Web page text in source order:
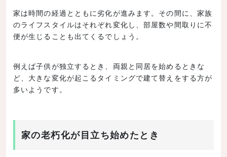
家は時間の経過とともに劣化が進みます。その間に、家族
のライフスタイルはそれぞれ変化し、部屋数や間取りに不
便が生じることも出てくるでしょう。
例えば子供が独立するとき、両親と同居を始めるときな
ど、大きな変化が起こるタイミングで建て替えをする方が
多いようです。
家の老朽化が目立ち始めたとき